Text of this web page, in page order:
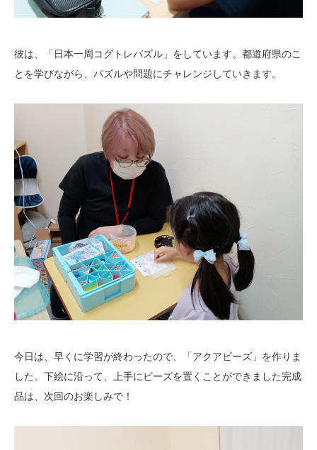
彼は、「日本一周コグトレパズル」をしています。都道府県のこ
とを学びながら、パズルや問題にチャレンジしていきます。
今日は、早くに学習が終わったので、「アクアビーズ」を作りま
した。下絵に沿って、上手にビーズを置くことができました完成
品は、次回のお楽しみで！